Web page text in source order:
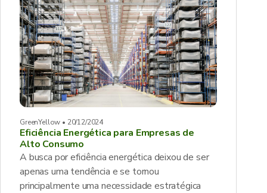
GreenYellow • 20/12/2024
Eficiência Energética para Empresas de
Alto Consumo
A busca por eficiência energética deixou de ser
apenas uma tendência e se tornou
principalmente uma necessidade estratégica